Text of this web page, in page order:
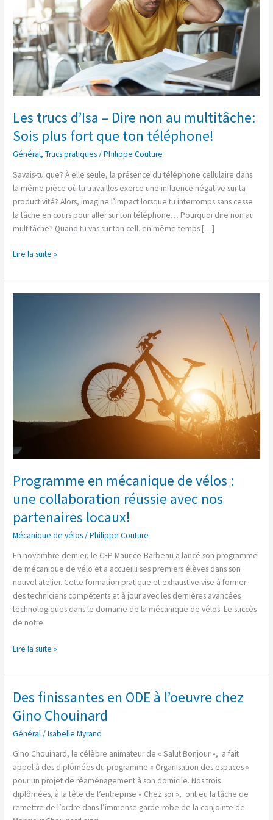
Les trucs d’Isa – Dire non au multitâche:
Sois plus fort que ton téléphone!
Général,Trucs pratiques/Philippe Couture
Savais-tu que? À elle seule, la présence du téléphone cellulaire dans
la même pièce où tu travailles exerce une influence négative sur ta
productivité? Alors, imagine l’impact lorsque tu interromps sans cesse
la tâche en cours pour aller sur ton téléphone… Pourquoi dire non au
multitâche? Quand tu vas sur ton cell. en même temps […]
au
multitâche:
Sois
plus
fort
que
ton
téléphone!
Lire la suite »
Programme en mécanique de vélos :
une collaboration réussie avec nos
partenaires locaux!
Mécanique de vélos/Philippe Couture
En novembre dernier, le CFP Maurice-Barbeau a lancé son programme
de mécanique de vélo et a accueilli ses premiers élèves dans son
nouvel atelier. Cette formation pratique et exhaustive vise à former
des techniciens compétents et à jour avec les dernières avancées
technologiques dans le domaine de la mécanique de vélos. Le succès
de notre
avec
partenaires
locaux!
Lire la suite »
Des finissantes en ODE à l’oeuvre chez
Gino Chouinard
Général/Isabelle Myrand
Gino Chouinard, le célèbre animateur de « Salut Bonjour », a fait
appel à des diplômées du programme « Organisation des espaces »
pour un projet de réaménagement à son domicile. Nos trois
diplômées, à la tête de l’entreprise « Chez soi », ont eu la tâche de
remettre de l’ordre dans l’immense garde-robe de la conjointe de
Des
en
ODE
l’oeuvre
chez
Gino
Chouinard